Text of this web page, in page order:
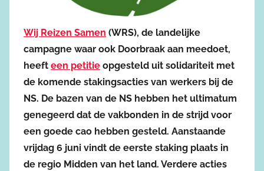
Wij Reizen Samen (WRS), de landelijke
campagne waar ook Doorbraak aan meedoet,
heeft een petitie opgesteld uit solidariteit met
de komende stakingsacties van werkers bij de
NS. De bazen van de NS hebben het ultimatum
genegeerd dat de vakbonden in de strijd voor
een goede cao hebben gesteld. Aanstaande
vrijdag 6 juni vindt de eerste staking plaats in
de regio Midden van het land. Verdere acties